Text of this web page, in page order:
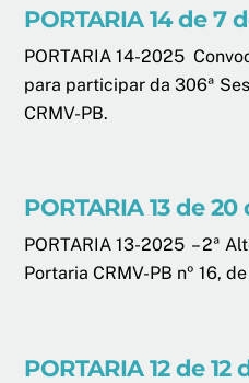
PORTARIA 14 de 7
PORTARIA 14-2025
para participar da 306ª
CRMV-PB.
PORTARIA 13 de
PORTARIA 13-2025 – 2ª
Portaria CRMV-PB nº 16,
PORTARIA 12 de